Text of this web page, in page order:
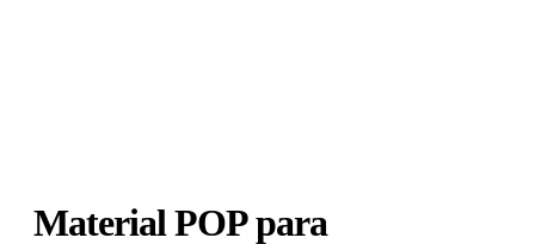
Material POP para